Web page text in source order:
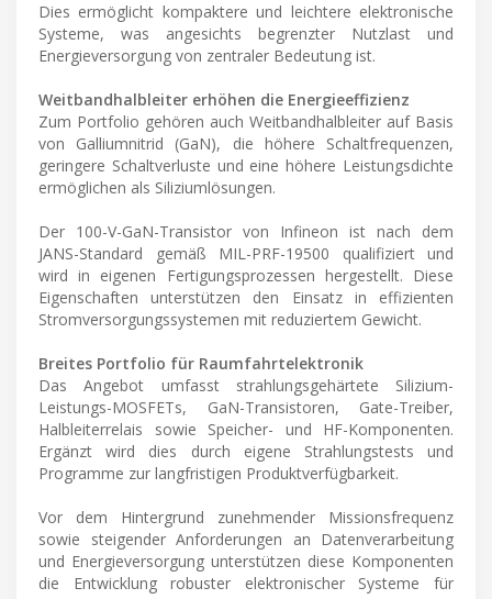
Dies ermöglicht kompaktere und leichtere elektronische
Systeme, was angesichts begrenzter Nutzlast und
Energieversorgung von zentraler Bedeutung ist.
Weitbandhalbleiter erhöhen die Energieeffizienz
Zum Portfolio gehören auch Weitbandhalbleiter auf Basis
von Galliumnitrid (GaN), die höhere Schaltfrequenzen,
geringere Schaltverluste und eine höhere Leistungsdichte
ermöglichen als Siliziumlösungen.
Der 100-V-GaN-Transistor von Infineon ist nach dem
JANS-Standard gemäß MIL-PRF-19500 qualifiziert und
wird in eigenen Fertigungsprozessen hergestellt. Diese
Eigenschaften unterstützen den Einsatz in effizienten
Stromversorgungssystemen mit reduziertem Gewicht.
Breites Portfolio für Raumfahrtelektronik
Das Angebot umfasst strahlungsgehärtete Silizium-
Leistungs-MOSFETs, GaN-Transistoren, Gate-Treiber,
Halbleiterrelais sowie Speicher- und HF-Komponenten.
Ergänzt wird dies durch eigene Strahlungstests und
Programme zur langfristigen Produktverfügbarkeit.
Vor dem Hintergrund zunehmender Missionsfrequenz
sowie steigender Anforderungen an Datenverarbeitung
und Energieversorgung unterstützen diese Komponenten
die Entwicklung robuster elektronischer Systeme für